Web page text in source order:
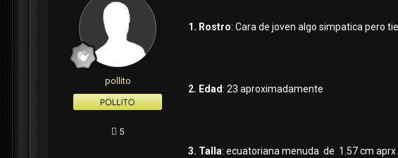
pollito
5
1. Rostro: Cara de joven algo simpatica pero
2. Edad: 23 aproximadamente
3. Talla: ecuatoriana menuda de 1.57 cm aprx